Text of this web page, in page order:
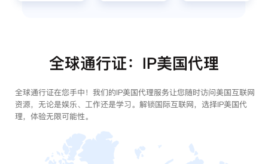
全球通行证：IP美国代理
全球通行证在您手中！我们的IP美国代理服务让您随时访问美国互联网
资源，无论是娱乐、工作还是学习。解锁国际互联网，选择IP美国代
理，体验无限可能性。